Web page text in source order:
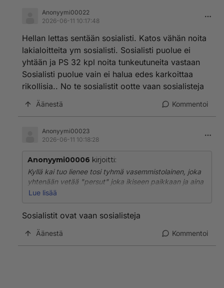
Anonyymi00022
2026-06-11 10:17:48
Hellan lettas sentään sosialisti. Katos vähän noita
lakialoitteita ym sosialisti. Sosialisti puolue ei
yhtään ja PS 32 kpl noita tunkeutuneita vastaan
Sosialisti puolue vain ei halua edes karkoittaa
rikollisia.. No te sosialistit ootte vaan sosialisteja
Äänestä Kommentoi
Anonyymi00023
2026-06-11 10:18:28
Anonyymi00006 kirjoitti:
Kyllä kai tuo lienee tosi tyhmä vasemmistolainen, joka
yhtenään vetää "persut" joka ikiseen paikkaan ja aina
negatiisisella tendenssillä!!
Ei kai ketkään muut kuin kommunistit ole noin perin
Lue lisää
Sosialistit ovat vaan sosialisteja
Äänestä Kommentoi